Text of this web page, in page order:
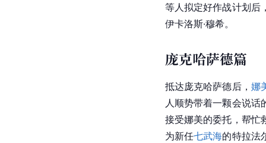
等人拟定好作战计划后
伊卡洛斯·穆希。
庞克哈萨德篇
抵达庞克哈萨德后， 娜
人顺势带着一颗会说话
接受娜美的委托，帮忙
为新任七武海的特拉法